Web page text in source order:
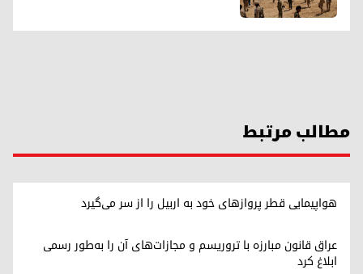
مطالب مرتبط
هواپیمایی قطر پروازهای خود به اربیل را از سر می‌گیرد
عراق قانون مبارزه با تروریسم و مجازات‌های آن را به‌طور رسمی
ابلاغ کرد